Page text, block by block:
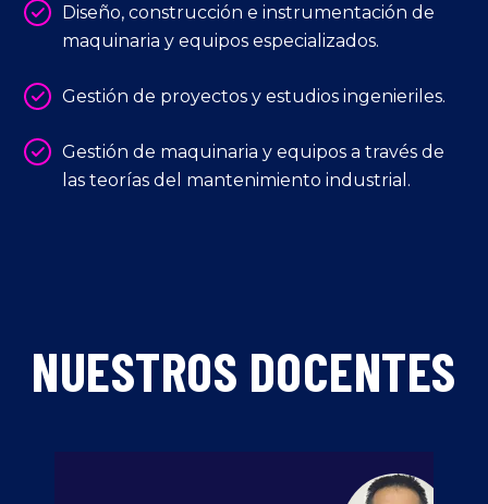
Diseño, construcción e instrumentación de
maquinaria y equipos especializados.
Gestión de proyectos y estudios ingenieriles.
Gestión de maquinaria y equipos a través de
las teorías del mantenimiento industrial.
NUESTROS DOCENTES